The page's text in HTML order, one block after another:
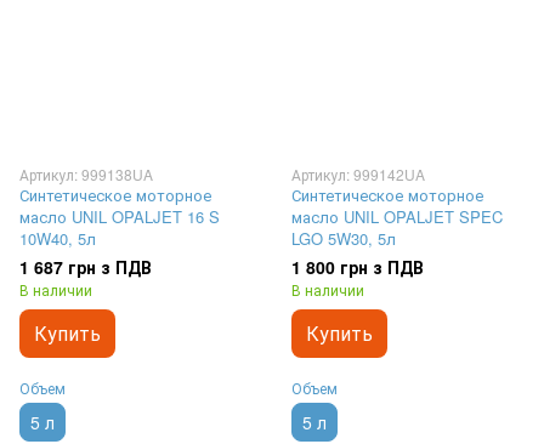
Артикул: 999138UA
Синтетическое моторное
масло UNIL OPALJET 16 S
10W40, 5л
1 687 грн з ПДВ
В наличии
Купить
Объем
5 л
Артикул: 999142UA
Синтетическое моторное
масло UNIL OPALJET SPEC
LGO 5W30, 5л
1 800 грн з ПДВ
В наличии
Купить
Объем
5 л